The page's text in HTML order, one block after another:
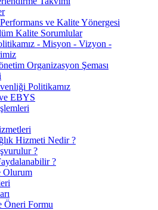
Performans ve Kalite Yönergesi
Kalite Sorumlular
- Misyon - Vizyon -
Organizasyon Şeması
Politikamız
EBYS
Hizmeti Nedir ?
?
?
Olurum
Öneri Formu